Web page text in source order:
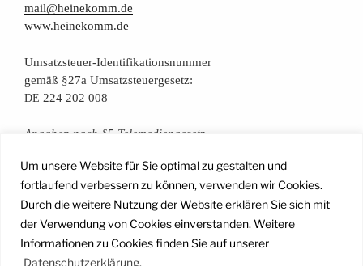
Um unsere Website für Sie optimal zu gestalten und
fortlaufend verbessern zu können, verwenden wir Cookies.
Durch die weitere Nutzung der Website erklären Sie sich mit
der Verwendung von Cookies einverstanden. Weitere
Informationen zu Cookies finden Sie auf unserer
Datenschutzerklärung.
mail@heinekomm.de
www.heinekomm.de
Umsatz­steu­er-Iden­ti­fi­ka­ti­ons­num­mer
gemäß §27a Umsatzsteuergesetz:
DE 224 202 008
Anga­ben nach §5 Telemediengesetz
Daten­schutz­er­klä­rung
FacebookInstagramYouTubeMail